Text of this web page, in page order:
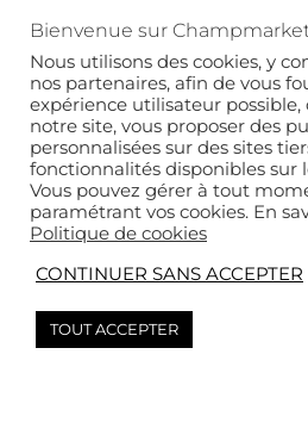
Les occasions pour déguster du
Pour les
Copyright 2022 © tous droits
Bienvenue sur
Nous utilisons des cookies, y
nos partenaires, afin de vous
expérience utilisateur possible,
notre site, vous proposer des
personnalisées sur des sites
fonctionnalités disponibles sur
Vous pouvez gérer à tout
paramétrant vos cookies. En
Politique de cookies
CONTINUER SANS ACCEPTER
TOUT ACCEPTER